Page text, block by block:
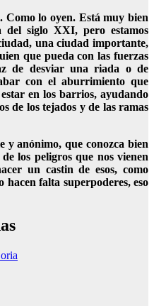
Como lo oyen. Está muy bien
siglo XXI, pero estamos
una ciudad importante,
que pueda con las fuerzas
de desviar una riada o de
con el aburrimiento que
en los barrios, ayudando
de los tejados y de las ramas
y anónimo, que conozca bien
los peligros que nos vienen
un castin de esos, como
hacen falta superpoderes, eso